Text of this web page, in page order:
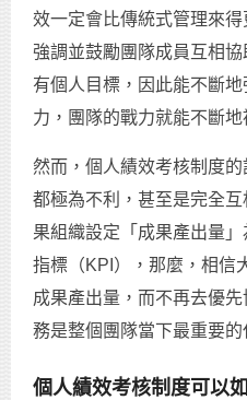
效一定會比傳統式管理來
強調並鼓勵團隊成員互相
有個人目標，因此能不斷
力，團隊的戰力就能不斷地
然而，個人績效考核制度
都極為不利，甚至是完全
果組織設定「成果產出量
指標（KPI），那麼，相信
成果產出量，而不再去優
務是整個團隊當下最重要的
個人績效考核制度可以